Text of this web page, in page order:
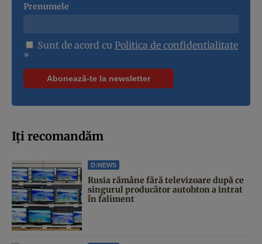
Prenumele
Sunt de acord cu Politica de confidentialitate
*
Iți recomandăm
D:NEWS
Rusia rămâne fără televizoare după ce
singurul producător autohton a intrat
în faliment